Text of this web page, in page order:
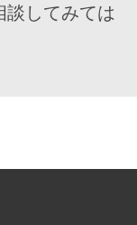
談してみては